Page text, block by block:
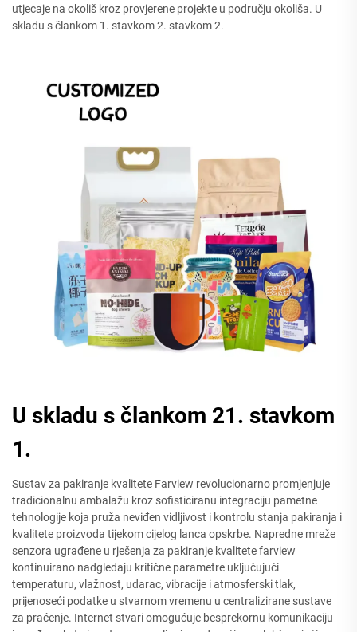
utjecaje na okoliš kroz provjerene projekte u području okoliša. U
skladu s člankom 1. stavkom 2. stavkom 2.
U skladu s člankom 21. stavkom
1.
Sustav za pakiranje kvalitete Farview revolucionarno promjenjuje
tradicionalnu ambalažu kroz sofisticiranu integraciju pametne
tehnologije koja pruža neviđen vidljivost i kontrolu stanja pakiranja i
kvalitete proizvoda tijekom cijelog lanca opskrbe. Napredne mreže
senzora ugrađene u rješenja za pakiranje kvalitete farview
kontinuirano nadgledaju kritične parametre uključujući
temperaturu, vlažnost, udarac, vibracije i atmosferski tlak,
prijenoseći podatke u stvarnom vremenu u centralizirane sustave
za praćenje. Internet stvari omogućuje besprekornu komunikaciju